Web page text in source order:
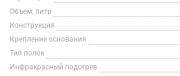
Объем, литр
Конструкция
Крепление основания
Тип полок
Инфракрасный подогрев